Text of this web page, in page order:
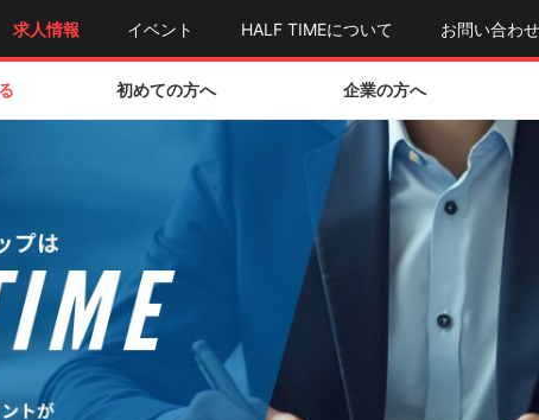
求人情報 イベント HALF TIMEについて お問い合わせ
初めての方へ 企業の方へ